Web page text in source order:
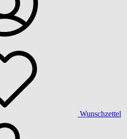
Wunschzettel